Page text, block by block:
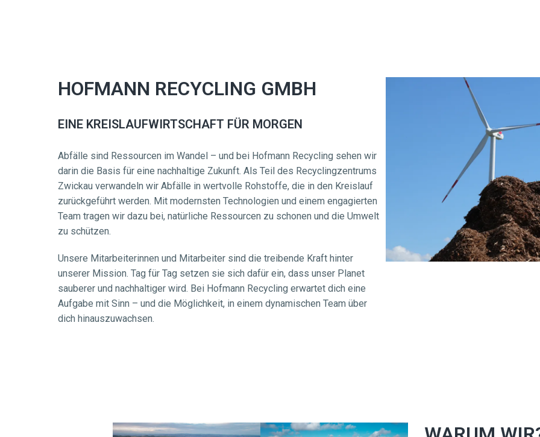
HOFMANN RECYCLING GMBH
EINE KREISLAUFWIRTSCHAFT FÜR MORGEN
Abfälle sind Ressourcen im Wandel – und bei Hofmann Recycling sehen wir
darin die Basis für eine nachhaltige Zukunft. Als Teil des Recyclingzentrums
Zwickau verwandeln wir Abfälle in wertvolle Rohstoffe, die in den Kreislauf
zurückgeführt werden. Mit modernsten Technologien und einem engagierten
Team tragen wir dazu bei, natürliche Ressourcen zu schonen und die Umwelt
zu schützen.
Unsere Mitarbeiterinnen und Mitarbeiter sind die treibende Kraft hinter
unserer Mission. Tag für Tag setzen sie sich dafür ein, dass unser Planet
sauberer und nachhaltiger wird. Bei Hofmann Recycling erwartet dich eine
Aufgabe mit Sinn – und die Möglichkeit, in einem dynamischen Team über
dich hinauszuwachsen.